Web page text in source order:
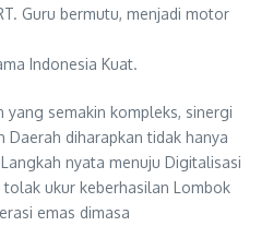
​Guru bermutu, menjadi motor
Indonesia Kuat.
yang semakin kompleks, sinergi
Daerah diharapkan tidak hanya
nyata menuju Digitalisasi
ukur keberhasilan Lombok
emas dimasa